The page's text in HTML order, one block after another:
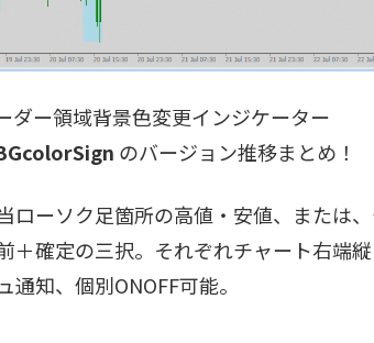
ダー領域背景色変更インジケーター
のバージョン推移まとめ！
ーソク足箇所の高値・安値、または、
＋確定の三択。それぞれチャート右端
知、個別ONOFF可能。